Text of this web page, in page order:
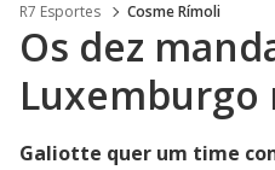
R7 Esportes Cosme Rímoli
Os dez
Luxemburgo
Galiotte quer um time